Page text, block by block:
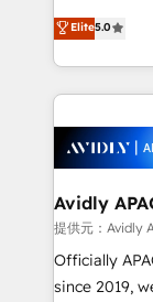
integrate
MicroSoft, custom
Retail
HubSpot CMS
upgrading
generating aspect
HubSpot
nerds who
experience. Working hand-in-hand with your team,
we’ll
traffic,
revenue goals. We've worked with
HubSpot
too! Clients come to us for: Advanced CRM solutions
Elite5.0
Avidly
提供元：Avidly
Officially
since 2019, we empower businesses in Australia,